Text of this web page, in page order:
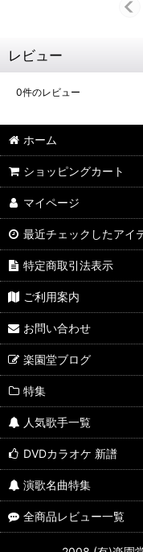
レビュー
0件のレビュー
ホーム
ショッピングカート
マイページ
最近チェックしたアイ
特定商取引法表示
ご利用案内
お問い合わせ
楽園堂ブログ
特集
人気歌手一覧
DVDカラオケ 新譜
演歌名曲特集
全商品レビュー一覧